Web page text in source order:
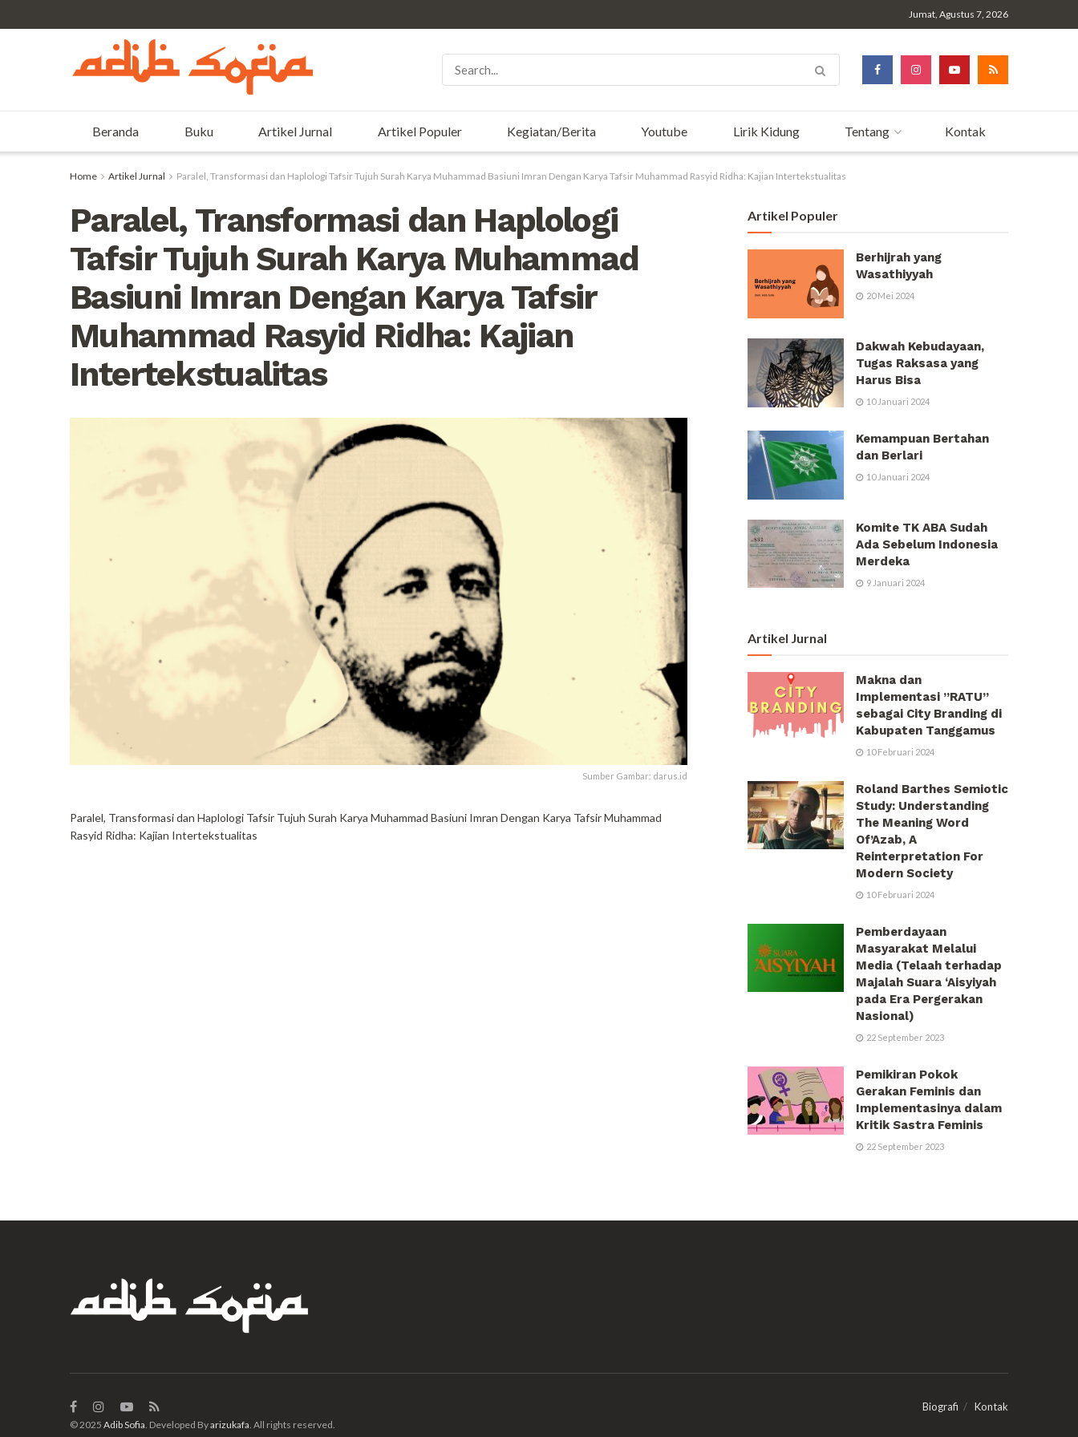
Jumat, Agustus 7, 2026
Beranda Buku Artikel Jurnal Artikel Populer Kegiatan/Berita Youtube Lirik Kidung Tentang Kontak
Home Artikel Jurnal Paralel, Transformasi dan Haplologi Tafsir Tujuh Surah Karya Muhammad Basiuni Imran Dengan Karya Tafsir Muhammad Rasyid Ridha: Kajian Intertekstualitas
Paralel, Transformasi dan Haplologi
Tafsir Tujuh Surah Karya Muhammad
Basiuni Imran Dengan Karya Tafsir
Muhammad Rasyid Ridha: Kajian
Intertekstualitas
Sumber Gambar: darus.id
Paralel, Transformasi dan Haplologi Tafsir Tujuh Surah Karya Muhammad Basiuni Imran Dengan Karya Tafsir Muhammad
Rasyid Ridha: Kajian Intertekstualitas
Artikel Populer
Berhijrah yang
Wasathiyyah
20 Mei 2024
Dakwah Kebudayaan,
Tugas Raksasa yang
Harus Bisa
10 Januari 2024
Kemampuan Bertahan
dan Berlari
10 Januari 2024
Komite TK ABA Sudah
Ada Sebelum Indonesia
Merdeka
9 Januari 2024
Artikel Jurnal
Makna dan
Implementasi ”RATU”
sebagai City Branding di
Kabupaten Tanggamus
10 Februari 2024
Roland Barthes Semiotic
Study: Understanding
The Meaning Word
Of’Azab, A
Reinterpretation For
Modern Society
10 Februari 2024
Pemberdayaan
Masyarakat Melalui
Media (Telaah terhadap
Majalah Suara ‘Aisyiyah
pada Era Pergerakan
Nasional)
22 September 2023
Pemikiran Pokok
Gerakan Feminis dan
Implementasinya dalam
Kritik Sastra Feminis
22 September 2023
Biografi Kontak
© 2025 Adib Sofia . Developed Byarizukafa . All rights reserved.